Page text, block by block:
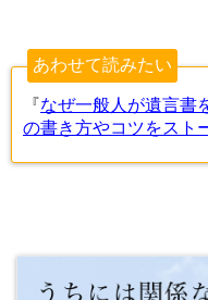
あわせて読みたい
『なぜ一般人が遺言書
の書き方やコツをスト